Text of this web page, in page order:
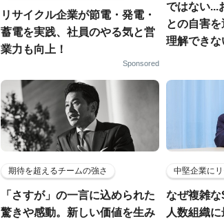
リサイクル企業が節電・発電・
蓄電を実践、社員のやる気と営
業力も向上！
Sponsored
ではない...
との自害
理解でき
期待を超えるチームの強さ
「さすが」の一言に込められた
驚きや感動。新しい価値を生み
中堅企業に
なぜ複雑
人数組織